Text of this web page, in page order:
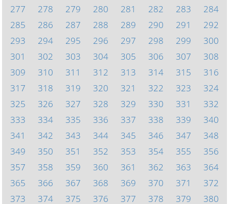
277
278 279 280 281 282 283
284
285
286 287 288 289 290 291
292
293
294 295 296 297 298 299
300
301
302 303 304 305 306 307
308
309
310 311 312 313 314 315
316
317
318 319 320 321 322 323
324
325
326 327 328 329 330 331
332
333
334 335 336 337 338 339
340
341
342 343 344 345 346 347
348
349
350 351 352 353 354 355
356
357
358 359 360 361 362 363
364
365
366 367 368 369 370 371
372
373
374 375 376 377 378 379 380